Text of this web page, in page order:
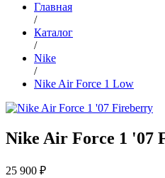
Главная
/
Каталог
/
Nike
/
Nike Air Force 1 Low
Nike Air Force 1 '07
25 900 ₽